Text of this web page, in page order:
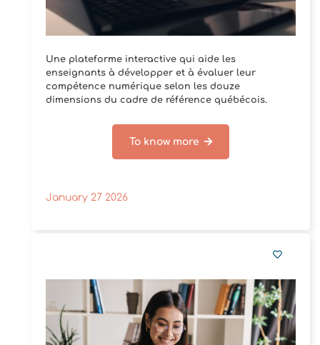
Une plateforme interactive qui aide les
enseignants à développer et à évaluer leur
compétence numérique selon les douze
dimensions du cadre de référence québécois.
To know more
January 27 2026